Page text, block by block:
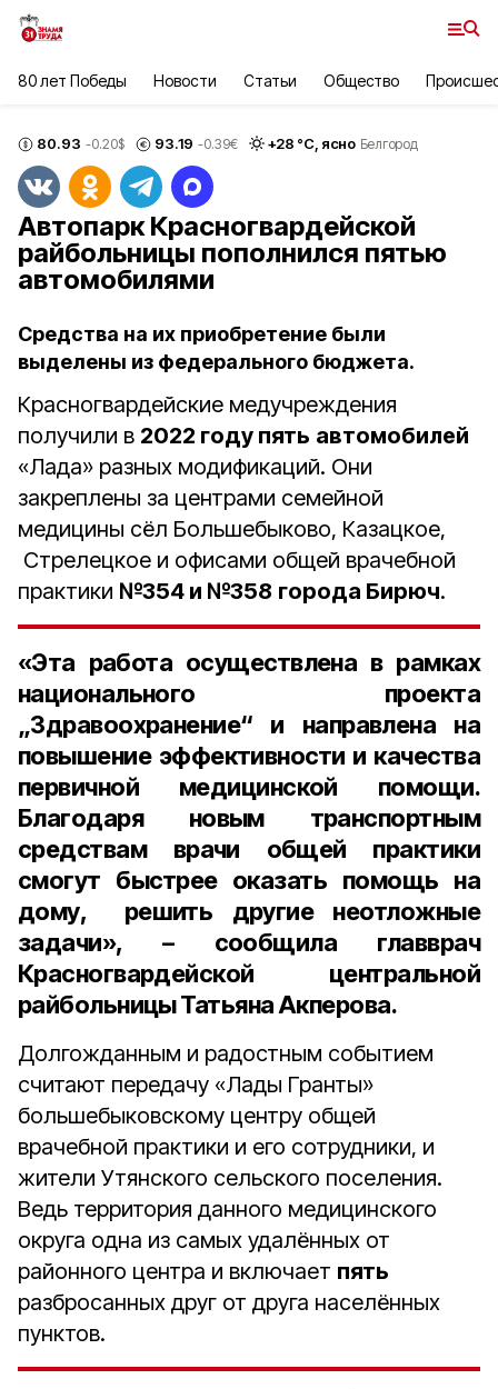
80 лет Победы Новости Статьи Общество
80.93 -0.20$ 93.19 -0.39€ +28 °С, ясно Белгород
Автопарк Красногвардейской
райбольницы пополнился пятью
автомобилями
Средства на их приобретение были
выделены из федерального бюджета.
Красногвардейские медучреждения
получили в 2022 году пять автомобилей
«Лада» разных модификаций. Они
закреплены за центрами семейной
медицины сёл Большебыково, Казацкое,
Стрелецкое и офисами общей врачебной
практики №354 и №358 города Бирюч.
«Эта работа осуществлена в рамках
национального проекта
„Здравоохранение“ и направлена на
повышение эффективности и качества
первичной медицинской помощи.
Благодаря новым транспортным
средствам врачи общей практики
смогут быстрее оказать помощь на
дому, решить другие неотложные
задачи», – сообщила главврач
Красногвардейской центральной
райбольницы Татьяна Акперова.
Долгожданным и радостным событием
считают передачу «Лады Гранты»
большебыковскому центру общей
врачебной практики и его сотрудники, и
жители Утянского сельского поселения.
Ведь территория данного медицинского
округа одна из самых удалённых от
районного центра и включает пять
разбросанных друг от друга населённых
пунктов.